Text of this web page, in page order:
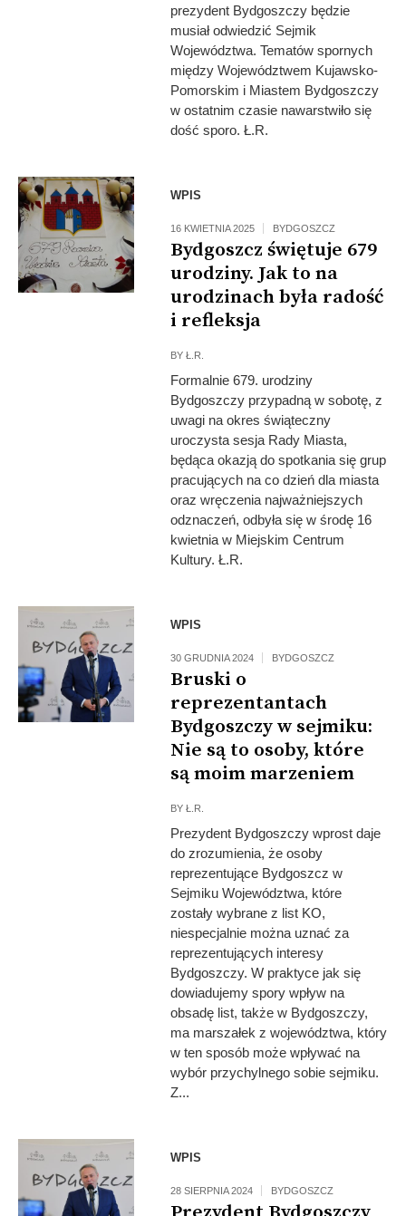
prezydent Bydgoszczy będzie
musiał odwiedzić Sejmik
Województwa. Tematów spornych
między Województwem Kujawsko-
Pomorskim i Miastem Bydgoszczy
w ostatnim czasie nawarstwiło się
dość sporo. Ł.R.
WPIS
16 KWIETNIA 2025 BYDGOSZCZ
Bydgoszcz świętuje 679
urodziny. Jak to na
urodzinach była radość
i refleksja
BYŁ.R.
Formalnie 679. urodziny
Bydgoszczy przypadną w sobotę, z
uwagi na okres świąteczny
uroczysta sesja Rady Miasta,
będąca okazją do spotkania się grup
pracujących na co dzień dla miasta
oraz wręczenia najważniejszych
odznaczeń, odbyła się w środę 16
kwietnia w Miejskim Centrum
Kultury. Ł.R.
Fot: UMB
WPIS
30 GRUDNIA 2024 BYDGOSZCZ
Bruski o
reprezentantach
Bydgoszczy w sejmiku:
Nie są to osoby, które
są moim marzeniem
BYŁ.R.
Prezydent Bydgoszczy wprost daje
do zrozumienia, że osoby
reprezentujące Bydgoszcz w
Sejmiku Województwa, które
zostały wybrane z list KO,
niespecjalnie można uznać za
reprezentujących interesy
Bydgoszczy. W praktyce jak się
dowiadujemy spory wpływ na
obsadę list, także w Bydgoszczy,
ma marszałek z województwa, który
w ten sposób może wpływać na
wybór przychylnego sobie sejmiku.
Z...
Fot: UMB
WPIS
28 SIERPNIA 2024 BYDGOSZCZ